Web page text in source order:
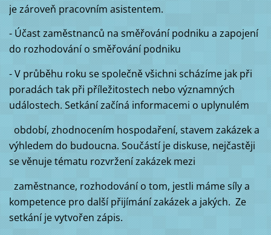
je zároveň pracovním asistentem.
- Účast zaměstnanců na směřování podniku a zapojení
do rozhodování o směřování podniku
- V průběhu roku se společně všichni scházíme jak při
poradách tak při příležitostech nebo významných
událostech. Setkání začíná informacemi o uplynulém
období, zhodnocením hospodaření, stavem zakázek a
výhledem do budoucna. Součástí je diskuse, nejčastěji
se věnuje tématu rozvržení zakázek mezi
zaměstnance, rozhodování o tom, jestli máme síly a
kompetence pro další přijímání zakázek a jakých. Ze
setkání je vytvořen zápis.